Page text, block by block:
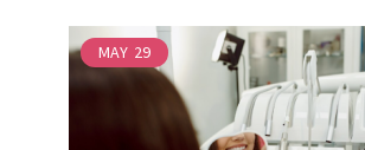
MAY 29